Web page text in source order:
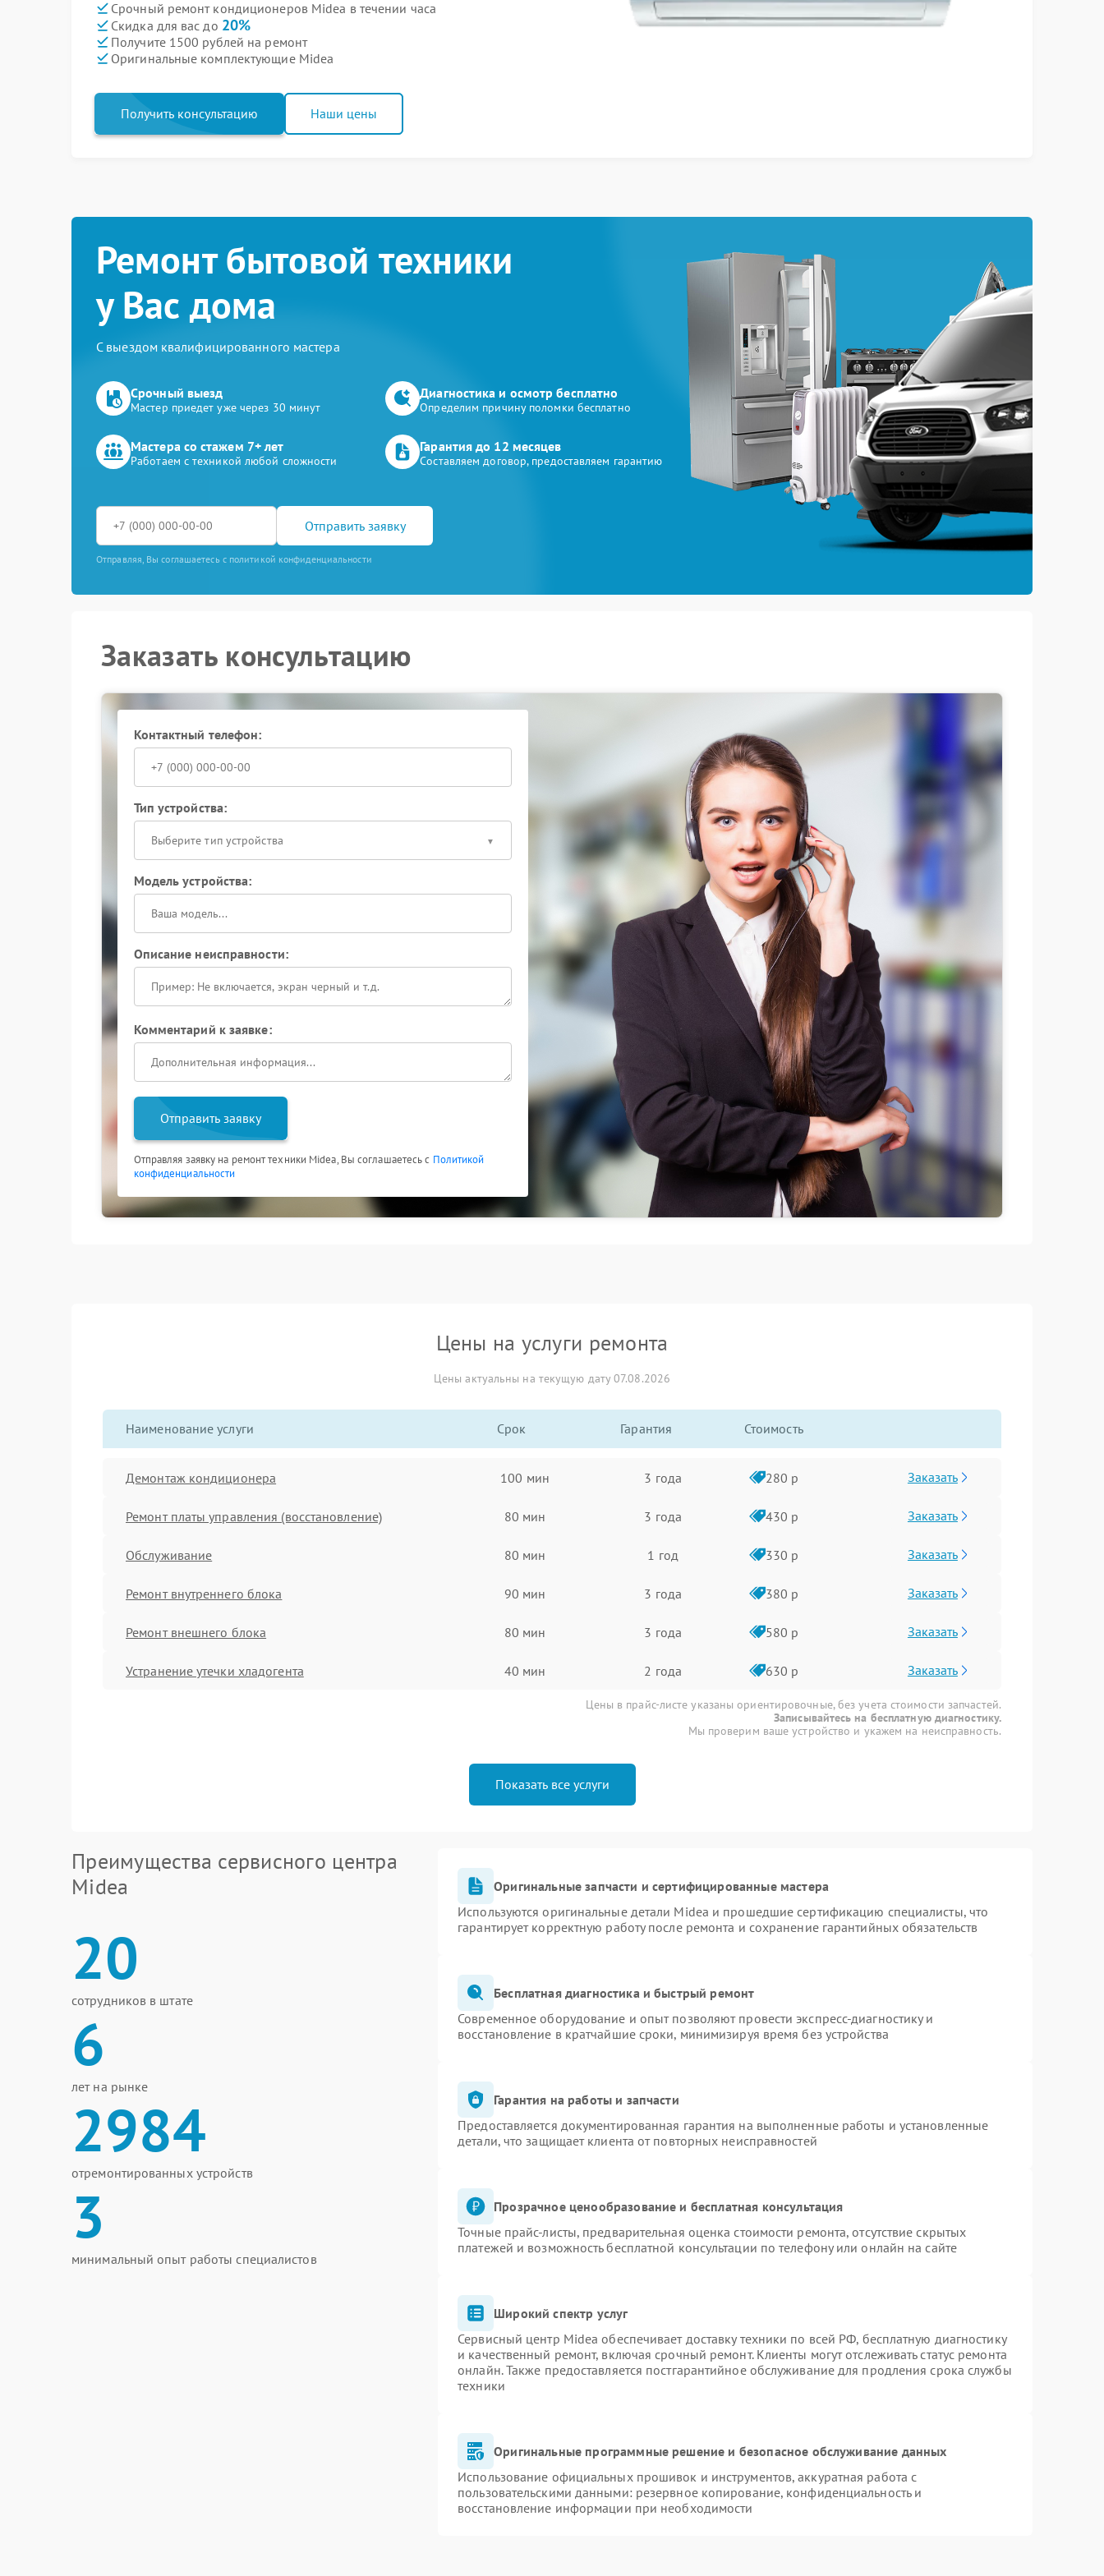
Срочный ремонт кондиционеров Midea в течении часа
Скидка для вас до 20%
Получите 1500 рублей на ремонт
Оригинальные комплектующие Midea
Получить консультацию Наши цены
Ремонт бытовой техники
у Вас дома
С выездом квалифицированного мастера
Срочный выезд
Мастер приедет уже через 30 минут
Диагностика и осмотр бесплатно
Определим причину поломки бесплатно
Мастера со стажем 7+ лет
Работаем с техникой любой сложности
Гарантия до 12 месяцев
Составляем договор, предоставляем гарантию
Отправить заявку
Отправляя, Вы соглашаетесь с политикой конфиденциальности
Заказать консультацию
Контактный телефон:
Тип устройства:
Выберите тип устройства
Модель устройства:
Описание неисправности:
Комментарий к заявке:
Отправить заявку
Отправляя заявку на ремонт техники Midea, Вы соглашаетесь с Политикой
конфиденциальности
Цены на услуги ремонта
Цены актуальны на текущую дату 07.08.2026
Наименование услуги Срок Гарантия Стоимость
Демонтаж кондиционера 100 мин 3 года 280 р Заказать
Ремонт платы управления (восстановление) 80 мин 3 года 430 р Заказать
Обслуживание 80 мин 1 год 330 р Заказать
Ремонт внутреннего блока 90 мин 3 года 380 р Заказать
Ремонт внешнего блока 80 мин 3 года 580 р Заказать
Устранение утечки хладогента 40 мин 2 года 630 р Заказать
Цены в прайс-листе указаны ориентировочные, без учета стоимости запчастей.
Записывайтесь на бесплатную диагностику.
Мы проверим ваше устройство и укажем на неисправность.
Показать все услуги
Преимущества сервисного центра
Midea
20
сотрудников в штате
6
лет на рынке
2984
отремонтированных устройств
3
минимальный опыт работы специалистов
Оригинальные запчасти и сертифицированные мастера
Используются оригинальные детали Midea и прошедшие сертификацию специалисты, что
гарантирует корректную работу после ремонта и сохранение гарантийных обязательств
Бесплатная диагностика и быстрый ремонт
Современное оборудование и опыт позволяют провести экспресс-диагностику и
восстановление в кратчайшие сроки, минимизируя время без устройства
Гарантия на работы и запчасти
Предоставляется документированная гарантия на выполненные работы и установленные
детали, что защищает клиента от повторных неисправностей
Прозрачное ценообразование и бесплатная консультация
Точные прайс-листы, предварительная оценка стоимости ремонта, отсутствие скрытых
платежей и возможность бесплатной консультации по телефону или онлайн на сайте
Широкий спектр услуг
Сервисный центр Midea обеспечивает доставку техники по всей РФ, бесплатную диагностику
и качественный ремонт, включая срочный ремонт. Клиенты могут отслеживать статус ремонта
онлайн. Также предоставляется постгарантийное обслуживание для продления срока службы
техники
Оригинальные программные решение и безопасное обслуживание данных
Использование официальных прошивок и инструментов, аккуратная работа с
пользовательскими данными: резервное копирование, конфиденциальность и
восстановление информации при необходимости